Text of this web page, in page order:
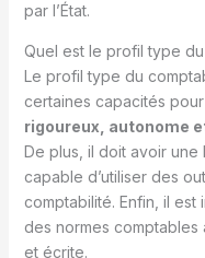
par l’État.
Quel est le profil type
Le profil type du
certaines capacités
rigoureux, autonome
De plus, il doit avoir
capable d’utiliser des
comptabilité. Enfin, il est
des normes comptables
et écrite.